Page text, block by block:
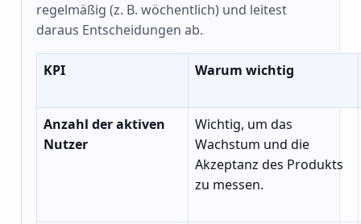
regelmäßig (z. B. wöchentlich) und leitest
daraus Entscheidungen ab.
KPI Warum wichtig
Anzahl der aktiven
Nutzer
Wichtig, um das
Wachstum und die
Akzeptanz des Produkts
zu messen.